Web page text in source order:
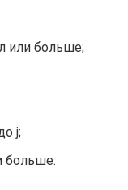
или больше;
j;
больше.